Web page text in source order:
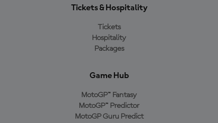
Tickets & Hospitality
Tickets
Hospitality
Packages
Game Hub
MotoGP™ Fantasy
MotoGP™ Predictor
MotoGP Guru Predict